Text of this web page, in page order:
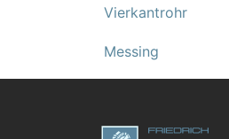
Vierkantrohr
Messing